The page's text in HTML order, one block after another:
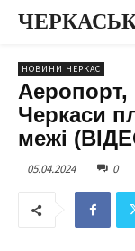
НОВИНИ ЧЕРКАС
Аеропорт,
Черкаси
межі
05.04.2024 0